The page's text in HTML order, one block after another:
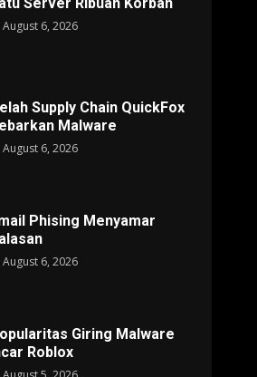
August 6, 2026
Supply Chain QuickFox
Malware
August 6, 2026
Phising Menyamar
August 6, 2026
Giring Malware
Roblox